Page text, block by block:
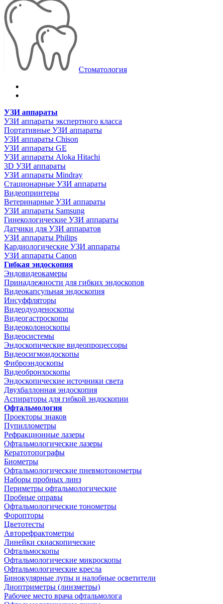
Стоматология
УЗИ аппараты
УЗИ аппараты экспертного класса
Портативные УЗИ аппараты
УЗИ аппараты Chison
УЗИ аппараты GE
УЗИ аппараты Aloka Hitachi
3D УЗИ аппараты
УЗИ аппараты Mindray
Стационарные УЗИ аппараты
Видеопринтеры
Ветеринарные УЗИ аппараты
УЗИ аппараты Samsung
Гинекологические УЗИ аппараты
Датчики для УЗИ аппаратов
УЗИ аппараты Philips
Кардиологические УЗИ аппараты
УЗИ аппараты Canon
Гибкая эндоскопия
Эндовидеокамеры
Принадлежности для гибких эндоскопов
Видеокапсульная эндоскопия
Инсуффляторы
Видеодуоденоскопы
Видеогастроскопы
Видеоколоноскопы
Видеосистемы
Эндоскопические видеопроцессоры
Видеосигмоидоскопы
Фиброэндоскопы
Видеобронхоскопы
Эндоскопические источники света
Двухбаллонная эндоскопия
Аспираторы для гибкой эндоскопии
Офтальмология
Проекторы знаков
Пупиллометры
Рефракционные лазеры
Офтальмологические лазеры
Кератотопографы
Биометры
Офтальмологические пневмотонометры
Наборы пробных линз
Периметры офтальмологические
Пробные оправы
Офтальмологические тонометры
Форопторы
Цветотесты
Авторефрактометры
Линейки скиаскопические
Офтальмоскопы
Офтальмологические микроскопы
Офтальмологические кресла
Бинокулярные лупы и налобные осветители
Диоптриметры (линзметры)
Рабочее место врача офтальмолога